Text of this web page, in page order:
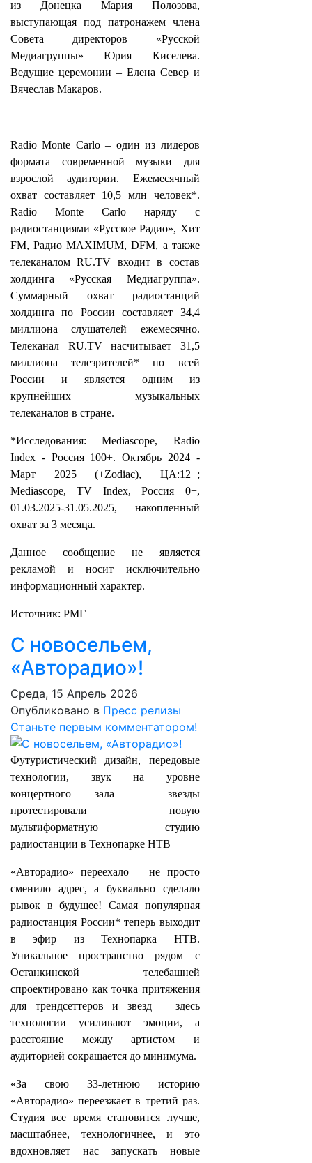
из Донецка Мария Полозова,
выступающая под патронажем члена
Совета директоров «Русской
Медиагруппы» Юрия Киселева.
Ведущие церемонии – Елена Север и
Вячеслав Макаров.
Radio Monte Carlo – один из лидеров
формата современной музыки для
взрослой аудитории. Ежемесячный
охват составляет 10,5 млн человек*.
Radio Monte Carlo наряду с
радиостанциями «Русское Радио», Хит
FM, Радио MAXIMUM, DFM, а также
телеканалом RU.TV входит в состав
холдинга «Русская Медиагруппа».
Суммарный охват радиостанций
холдинга по России составляет 34,4
миллиона слушателей ежемесячно.
Телеканал RU.TV насчитывает 31,5
миллиона телезрителей* по всей
России и является одним из
крупнейших музыкальных
телеканалов в стране.
*Исследования: Mediascope, Radio
Index - Россия 100+. Октябрь 2024 -
Март 2025 (+Zodiac), ЦА:12+;
Mediascope, TV Index, Россия 0+,
01.03.2025-31.05.2025, накопленный
охват за 3 месяца.
Данное сообщение не является
рекламой и носит исключительно
информационный характер.
Источник: РМГ
С новосельем,
«Авторадио»!
Среда, 15 Апрель 2026
Опубликовано в Пресс релизы
Станьте первым комментатором!
Футуристический дизайн, передовые
технологии, звук на уровне
концертного зала – звезды
протестировали новую
мультиформатную студию
радиостанции в Технопарке НТВ
«Авторадио» переехало – не просто
сменило адрес, а буквально сделало
рывок в будущее! Самая популярная
радиостанция России* теперь выходит
в эфир из Технопарка НТВ.
Уникальное пространство рядом с
Останкинской телебашней
спроектировано как точка притяжения
для трендсеттеров и звезд – здесь
технологии усиливают эмоции, а
расстояние между артистом и
аудиторией сокращается до минимума.
«За свою 33-летнюю историю
«Авторадио» переезжает в третий раз.
Студия все время становится лучше,
масштабнее, технологичнее, и это
вдохновляет нас запускать новые